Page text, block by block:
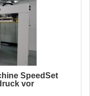
SpeedSet
vor